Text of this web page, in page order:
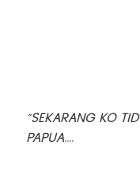
“SEKARANG KO
PAPUA....